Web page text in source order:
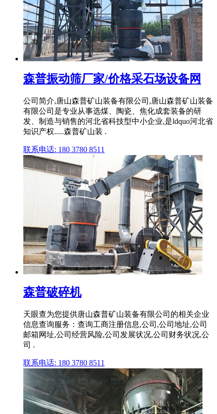
森普振动筛厂家/价格采石场设备网
公司简介,唐山森普矿山装备有限公司,唐山森普矿山装备
有限公司是专业从事选煤、陶瓷、焦化成套装备的研
发、制造与销售的河北省科技型中小企业,是ldquo河北省
知识产权.....森普矿山装 .
联系电话: 180 3780 8511
森普破碎机
天眼查为您提供唐山森普矿山装备有限公司的相关企业
信息查询服务：查询工商注册信息,公司,公司地址,公司
邮箱网址,公司经营风险,公司发展状况,公司财务状况,公
司 .
联系电话: 180 3780 8511